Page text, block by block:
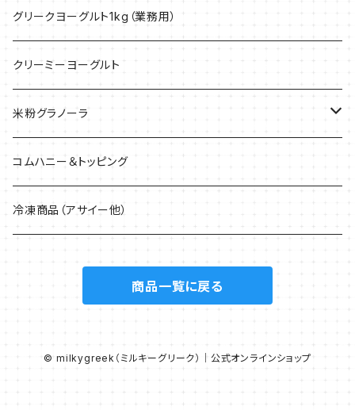
グリークヨーグルト1kg（業務用）
クリーミーヨーグルト
米粉グラノーラ
40g
200g
コムハニー＆トッピング
冷凍商品（アサイー他）
商品一覧に戻る
© milkygreek（ミルキーグリーク）｜公式オンラインショップ